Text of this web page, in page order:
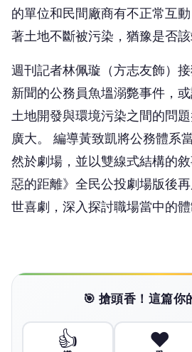
《一個公務員的意外死亡》該
實的陳嘉偉（郭耀仁飾），以三
的單位和民間廠商有不正常互
著土地不斷被污染，猶豫是否該
週刊記者林佩璇（方志友飾）接
新聞的公務員魚塭溺斃事件，
土地開發與環境污染之間的問
廣大。 編導黃致凱將公務體系
世喜劇，深入探討職場當中的